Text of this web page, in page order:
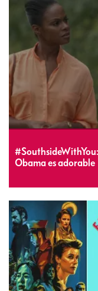
Obama es adorable